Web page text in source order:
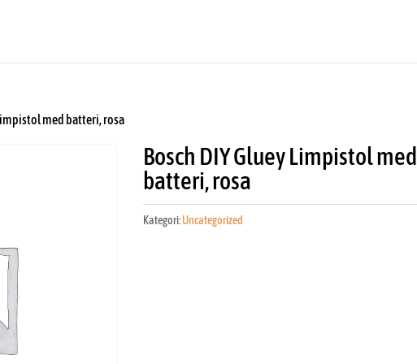
med batteri, rosa
Bosch DIY Gluey Limpistol med
batteri, rosa
Kategori:Uncategorized